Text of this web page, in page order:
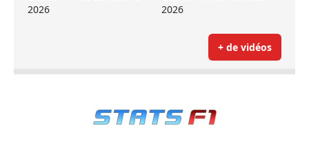
2026
2026
+ de vidéos